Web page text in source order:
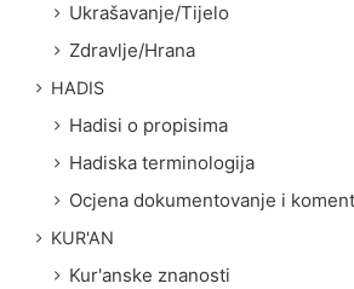
Ukrašavanje/Tijelo
Zdravlje/Hrana
HADIS
Hadisi o propisima
Hadiska terminologija
Ocjena dokumentovanje i
KUR'AN
Kur'anske znanosti